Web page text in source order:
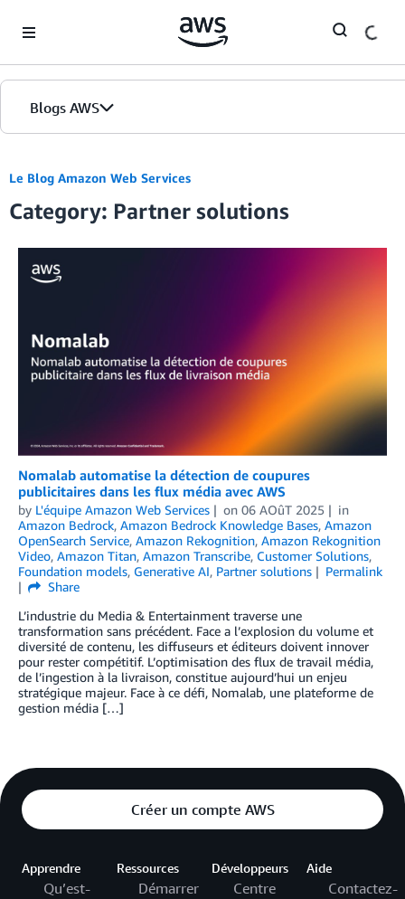
Blogs AWS
Accueil
Éditions
Le Blog Amazon Web Services
Category: Partner solutions
Nomalab automatise la détection de coupures
publicitaires dans les flux média avec AWS
by L'équipe Amazon Web Services on 06 AOûT 2025
in
Amazon Bedrock, Amazon Bedrock Knowledge Bases, Amazon
OpenSearch Service, Amazon Rekognition, Amazon Rekognition
Video, Amazon Titan, Amazon Transcribe, Customer Solutions,
Foundation models, Generative AI, Partner solutions
Permalink
Share
L’industrie du Media & Entertainment traverse une
transformation sans précédent. Face a l’explosion du volume et
diversité de contenu, les diffuseurs et éditeurs doivent innover
pour rester compétitif. L’optimisation des flux de travail média,
de l’ingestion à la livraison, constitue aujourd’hui un enjeu
stratégique majeur. Face à ce défi, Nomalab, une plateforme de
gestion média […]
Créer un compte AWS
Apprendre
Qu’est-
Ressources
Démarrer
Développeurs
Centre
Aide
Contactez-